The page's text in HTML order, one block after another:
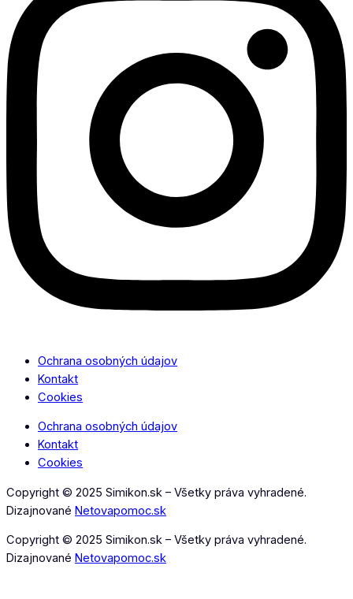
Ochrana osobných údajov
Kontakt
Cookies
Ochrana osobných údajov
Kontakt
Cookies
Copyright © 2025 Simikon.sk – Všetky práva vyhradené.
Dizajnované Netovapomoc.sk
Copyright © 2025 Simikon.sk – Všetky práva vyhradené.
Dizajnované Netovapomoc.sk